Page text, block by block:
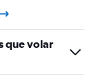
que volar